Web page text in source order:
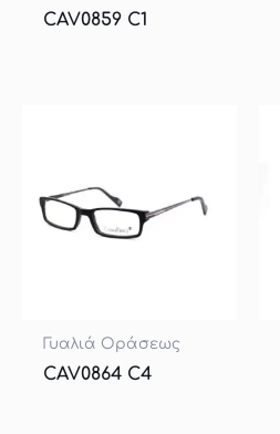
CAV0859 C1
Γυαλιά Οράσεως
CAV0864 C4